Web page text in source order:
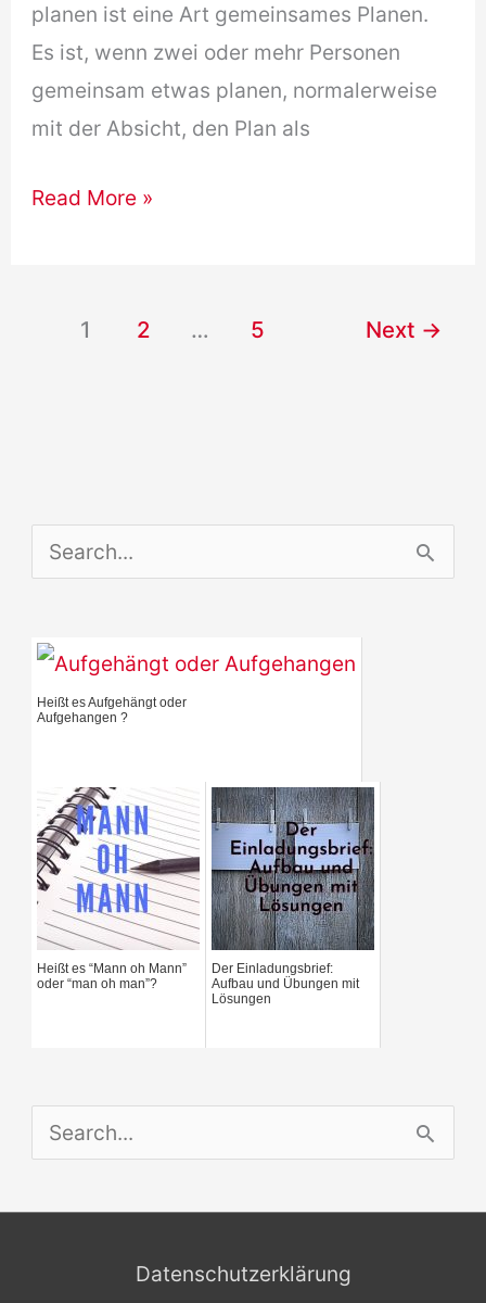
planen ist eine Art gemeinsames Planen.
Es ist, wenn zwei oder mehr Personen
gemeinsam etwas planen, normalerweise
mit der Absicht, den Plan als
Gemeinsam
Read More »
1 2 … 5 Next →
e
r
c
o
r
Heißt es Aufgehängt oder
Aufgehangen ?
Heißt es “Mann oh Mann”
oder “man oh man”?
Der Einladungsbrief:
Aufbau und Übungen mit
Lösungen
e
a
Datenschutzerklärung